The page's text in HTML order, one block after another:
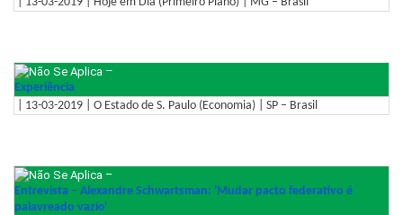
–
Experiência
| 13-03-2019 | O Estado de S. Paulo (Economia) | SP – Brasil
–
Entrevista – Alexandre Schwartsman: 'Mudar pacto federativo é
palavreado vazio'